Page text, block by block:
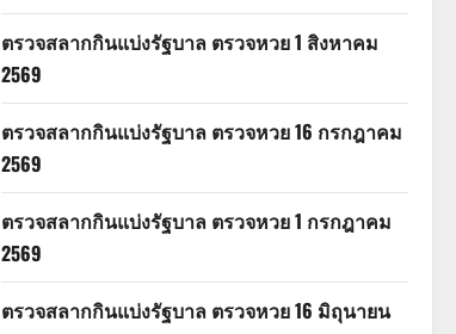
ตรวจสลากกินแบ่งรัฐบาล ตรวจหวย 1 สิงหาคม
2569
ตรวจสลากกินแบ่งรัฐบาล ตรวจหวย 16 กรกฎาคม
2569
ตรวจสลากกินแบ่งรัฐบาล ตรวจหวย 1 กรกฎาคม
2569
ตรวจสลากกินแบ่งรัฐบาล ตรวจหวย 16 มิถุนายน